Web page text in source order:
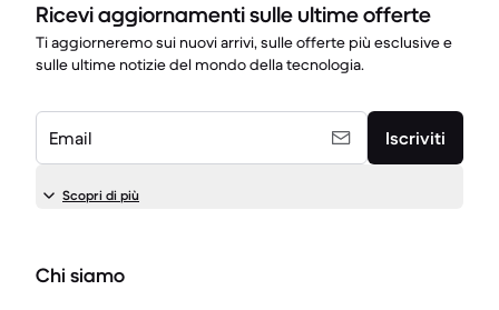
Ricevi aggiornamenti sulle ultime offerte
Ti aggiorneremo sui nuovi arrivi, sulle offerte più esclusive e
sulle ultime notizie del mondo della tecnologia.
Email Iscriviti
Scopri di più
Chi siamo